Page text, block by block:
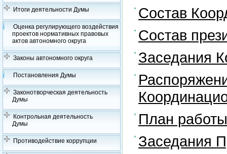
Итоги деятельности Думы
Оценка регулирующего воздействия
проектов нормативных правовых
актов автономного округа
Законы автономного округа
Постановления Думы
Законотворческая деятельность
Думы
Контрольная деятельность
Думы
Противодействие коррупции
Состав
Состав
Заседания
План
Заседания